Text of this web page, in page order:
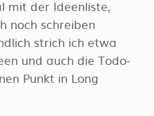
mit der Ideenliste,
noch schreiben
strich ich etwa
und auch die Todo-
Punkt in Long